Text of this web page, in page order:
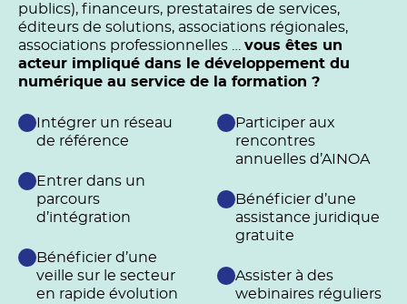
publics), financeurs, prestataires de services,
éditeurs de solutions, associations régionales,
associations professionnelles … vous êtes un
acteur impliqué dans le développement du
numérique au service de la formation ?
Intégrer un réseau
de référence
Entrer dans un
parcours
d’intégration
Bénéficier d’une
veille sur le secteur
en rapide évolution
Participer aux
rencontres
annuelles d’AINOA
Bénéficier d’une
assistance juridique
gratuite
Assister à des
webinaires réguliers